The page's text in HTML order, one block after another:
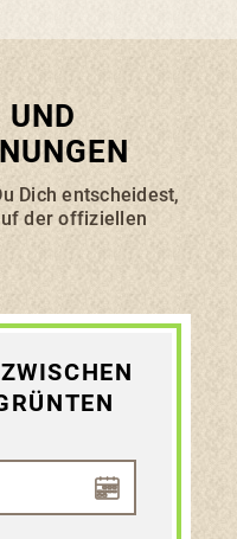
UND
Dich entscheidest,
der offiziellen